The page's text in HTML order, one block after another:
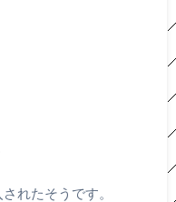
れたそうです。